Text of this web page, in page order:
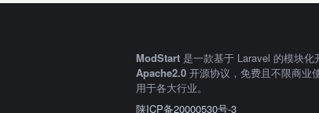
ModStart 是一款基于 Laravel 的模块化
Apache2.0 开源协议，免费且不限商业
用于各大行业。
陕ICP备20000530号-3